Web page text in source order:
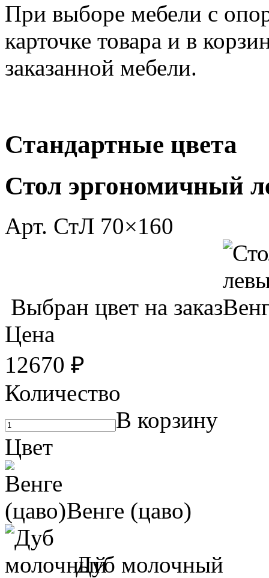
При выборе мебели с
карточке товара и в
заказанной мебели.
Стандартные цвета
Стол эргономичный
Арт. СтЛ 70×160
Выбран цвет на заказ
Цена
12670 ₽
Количество
В корзину
Цвет
Венге (цаво)
Дуб молочный